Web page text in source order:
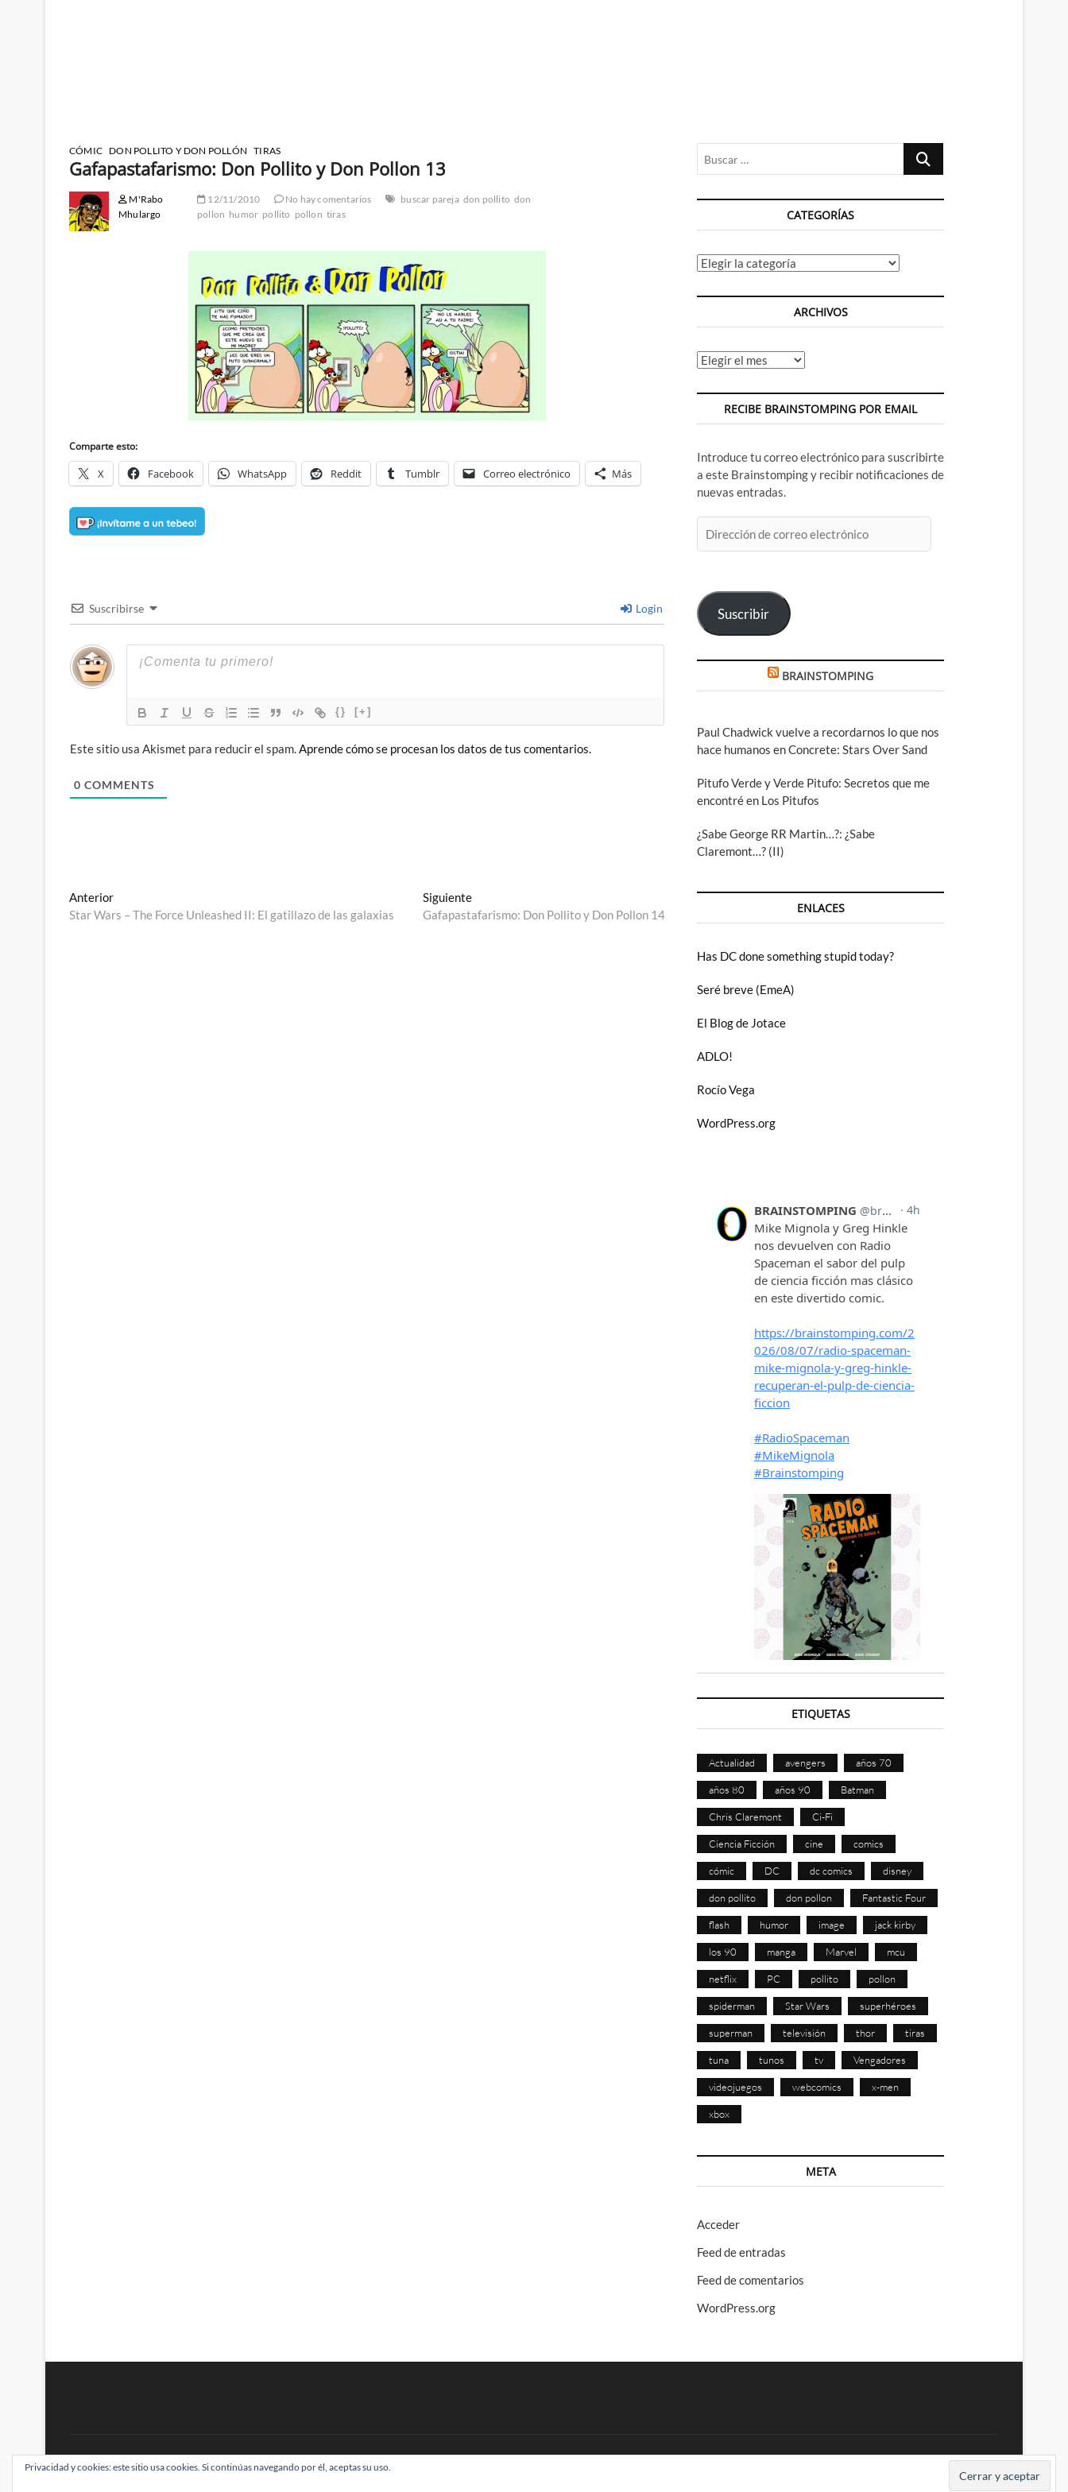
CÓMIC DON POLLITO Y DON POLLÓN TIRAS
Gafapastafarismo: Don Pollito y Don Pollon 13
M'Rabo
Mhulargo
12/11/2010 No hay comentarios buscar pareja don pollito don
pollon humor pollito pollon tiras
Comparte esto:
X Facebook WhatsApp Reddit Tumblr Correo electrónico Más
Suscribirse Login
{} [+]
Este sitio usa Akismet para reducir el spam.Aprende cómo se procesan los datos de tus comentarios.
0 COMMENTS
Navegación
de
AnteriorEntrada
anterior:
Star Wars – The Force Unleashed II: El gatillazo de las galaxias
SiguienteEntrada
siguiente:
Gafapastafarismo: Don Pollito y Don Pollon 14
Buscar
CATEGORÍAS
Categorías
ARCHIVOS
Archivos
RECIBE BRAINSTOMPING POR EMAIL
Introduce tu correo electrónico para suscribirte
a este Brainstomping y recibir notificaciones de
nuevas entradas.
de
Suscribir
BRAINSTOMPING
Paul Chadwick vuelve a recordarnos lo que nos
hace humanos en Concrete: Stars Over Sand
Pitufo Verde y Verde Pitufo: Secretos que me
encontré en Los Pitufos
¿Sabe George RR Martin…?: ¿Sabe
Claremont…? (II)
ENLACES
Has DC done something stupid today?
Seré breve (EmeA)
El Blog de Jotace
ADLO!
Rocío Vega
WordPress.org
ETIQUETAS
Actualidad avengers años 70
años 80 años 90 Batman
Chris Claremont Ci-Fi
Ciencia Ficción cine comics
cómic DC dc comics disney
don pollito don pollon Fantastic Four
flash humor image jack kirby
los 90 manga Marvel mcu
netflix PC pollito pollon
spiderman Star Wars superhéroes
superman televisión thor tiras
tuna tunos tv Vengadores
videojuegos webcomics x-men
xbox
META
Acceder
Feed de entradas
Feed de comentarios
WordPress.org
BRAINSTOMPING| Diseñado por:Theme Freesia|WordPress| © Todos los derechos reservados
Privacidad y cookies: este sitio usa cookies. Si continúas navegando por él, aceptas su uso.